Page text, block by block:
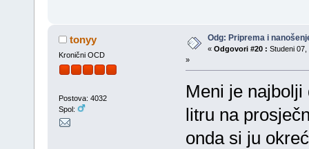
tonyy
Kronični OCD
Postova: 4032
Spol:
Odg: Priprema i
« Odgovori #20 : Studeni 07,
»
Meni je
litru na
onda si ju